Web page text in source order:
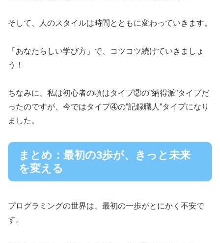
そして、人のスタイルは時間とともに変わっていきます。
「あなたらしい学び方」で、コツコツ続けていきましょ
う！
ちなみに、私は初心者の頃はタイプ②の”納得派”タイプだ
ったのですが、今ではタイプ④の”記録職人”タイプになり
ました。
まとめ：最初の3歩が、きっと未来
を変える
プログラミングの世界は、最初の一歩がとにかく不安で
す。